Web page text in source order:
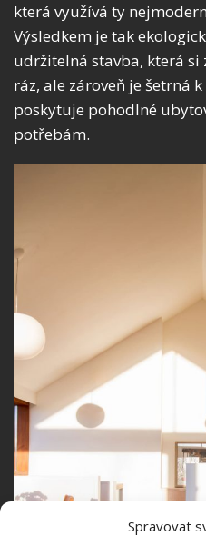
Spravovat
která využívá ty
Výsledkem je tak
udržitelná stavba, která
ráz, ale zároveň je šetrná
poskytuje pohodlné
potřebám.